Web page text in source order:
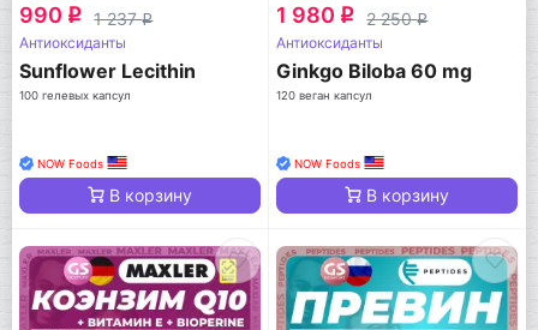
990 q 1 237q
Антиоксиданты
Sunflower Lecithin
100 гелевых капсул
NOW Foods
В корзину
1 980 q 2 250q
Антиоксиданты
Ginkgo Biloba 60 mg
120 веган капсул
NOW Foods
В корзину